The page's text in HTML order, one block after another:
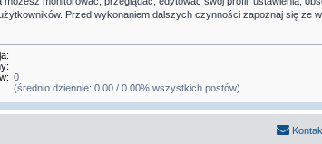
Przed wykonaniem dalszych czynności zapoznaj się ze
0
(średnio dziennie: 0.00 / 0.00% wszystkich postów)